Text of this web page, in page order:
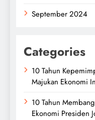
September 2024
Categories
10 Tahun
Majukan Ekonomi
10 Tahun
Ekonomi Presiden